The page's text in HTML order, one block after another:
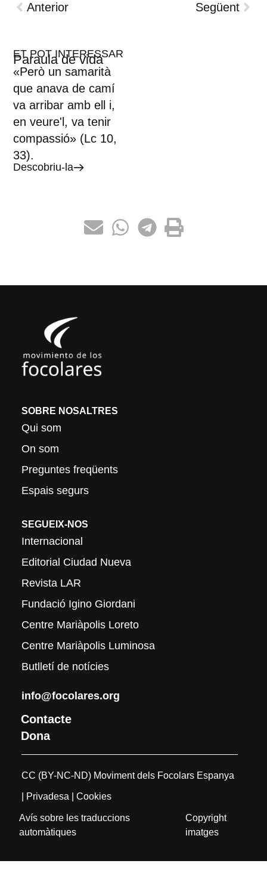
Anterior Següent
ET POT INTERESSAR
Paraula de vida
«Però un samarità
que anava de camí
va arribar amb ell i,
en veure'l, va tenir
compassió» (Lc 10,
33).
Descobriu-la
SOBRE NOSALTRES
Qui som
On som
Preguntes freqüents
Espais segurs
SEGUEIX-NOS
Internacional
Editorial Ciudad Nueva
Revista LAR
Fundació Igino Giordani
Centre Mariàpolis Loreto
Centre Mariàpolis Luminosa
Butlletí de notícies
info@focolares.org
Contacte
Dona
CC (BY-NC-ND) Moviment dels Focolars Espanya
| Privadesa | Cookies
Avís sobre les traduccions
automàtiques
Copyright
imatges